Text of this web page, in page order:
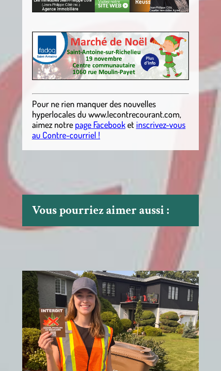
Pour ne rien manquer des nouvelles
hyperlocales du www.lecontrecourant.com,
aimez notre page Facebooket inscrivez-vous
au Contre-courriel !
Vous pourriez aimer aussi :